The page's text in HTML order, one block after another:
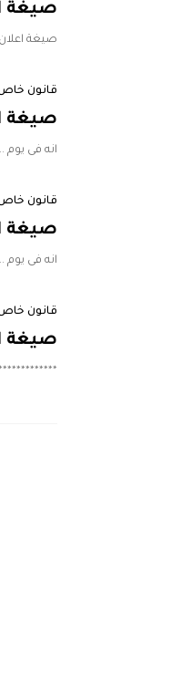
صيغة
صيغة
قانون
صيغة
انه فى يوم
قانون
صيغة
انه فى يوم
قانون
صيغة